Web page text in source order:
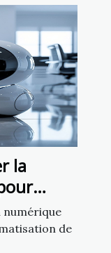
la
client
numérique
de